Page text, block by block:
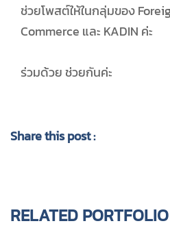
ช่วยโพสต์ให้ในกลุ่มของ
Commerce และ KADIN ค่ะ
ร่วมด้วย ช่วยกันค่ะ
Share this post :
RELATED PORTFOLIO